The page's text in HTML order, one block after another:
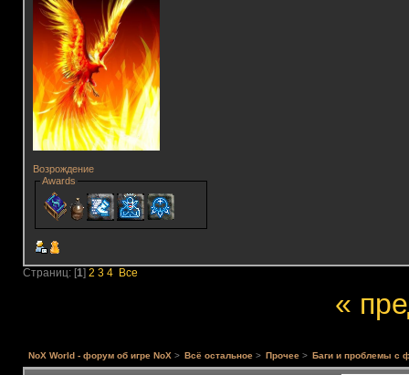
Возрождение
Awards
Страниц: [1] 2 3 4 Все
«
NoX World - форум об игре NoX > Всё остальное > Прочее > Баги и проблемы с